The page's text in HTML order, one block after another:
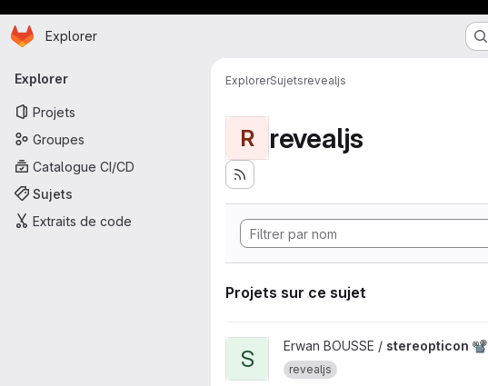
Passer au contenu principal
Page d'accueil
Explorer
Navigation principale
Explorer
Projets
Groupes
Catalogue CI/CD
Sujets
Extraits de code
ExplorerSujetsrevealjs
R revealjs
Projets sur ce sujet
Afficher le projet stereopticon 📽
S Erwan BOUSSE / stereopticon 📽
revealjs